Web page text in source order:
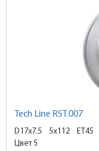
Tech Line RST.007
D17x7.5 5x112 ET45
Цвет S